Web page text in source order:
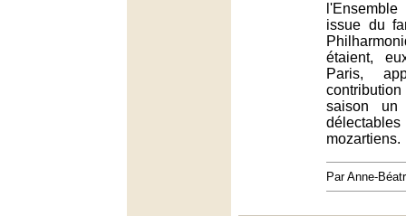
issue du
étaient,
Paris,
contribution
saison un
mozartiens.
Par Anne-